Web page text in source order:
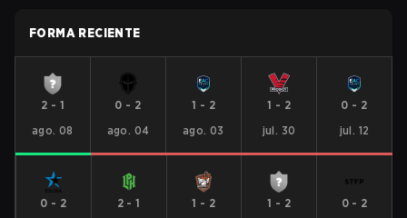
FORMA RECIENTE
2 - 1
ago. 08
0 - 2
ago. 04
1 - 2
ago. 03
1 - 2
jul. 30
0 - 2
jul. 12
0 - 2
2 -1
1 - 2
1 - 2
0- 2